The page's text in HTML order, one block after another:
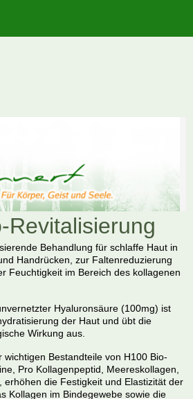
Revitalisierung
Behandlung für schlaffe Haut in
Handrücken, zur Faltenreduzierung
Feuchtigkeit im Bereich des kollagenen
Hyaluronsäure (100mg) ist
der Haut und übt die
Wirkung aus.
wichtigen Bestandteile von H100 Bio-
Pro Kollagenpeptid, Meereskollagen,
erhöhen die Festigkeit und Elastizität der
Kollagen im Bindegewebe sowie die